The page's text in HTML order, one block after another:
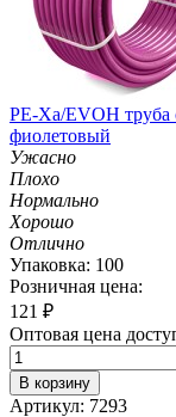
PE-Xa/EVOH
фиолетовый
Ужасно
Плохо
Нормально
Хорошо
Отлично
Упаковка: 100
Розничная цена:
121 ₽
Оптовая цена
В корзину
Артикул: 7293